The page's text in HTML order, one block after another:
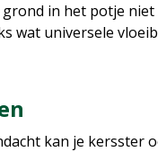
in het potje
wat universele
kan je kersster